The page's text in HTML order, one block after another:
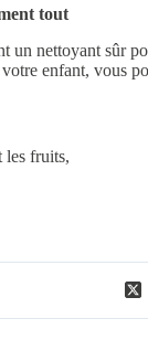
tout
un nettoyant sûr
enfant, vous
les fruits,